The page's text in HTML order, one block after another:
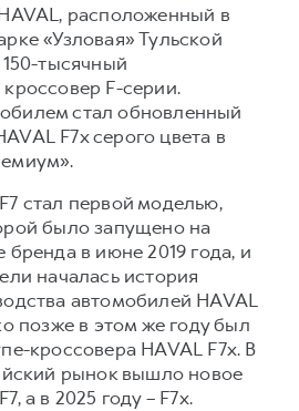
от 3 599 000 ₽
КЛИЕНТАМ
клиентам
автопарком
клиентов
GWM
Защита+»
расположенный в
«Узловая» Тульской
тысячный
F-серии.
стал обновленный
F7x серого цвета в
стал первой моделью,
было запущено на
бренда в июне 2019 года, и
началась история
автомобилей HAVAL
позже в этом же году был
кроссовера HAVAL F7x. В
рынок вышло новое
а в 2025 году – F7x.